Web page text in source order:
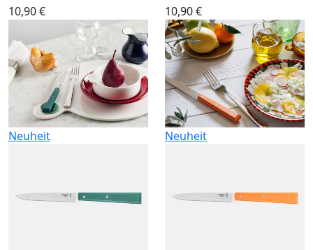
10,90 € 10,90 €
Neuheit Neuheit